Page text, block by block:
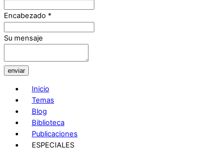
Encabezado *
Su mensaje
enviar
Inicio
Temas
Blog
Biblioteca
Publicaciones
ESPECIALES